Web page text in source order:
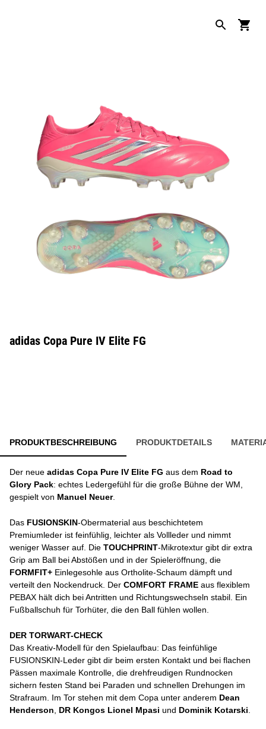
adidas Copa Pure IV Elite FG
PRODUKTBESCHREIBUNG PRODUKTDETAILS
Der neue adidas Copa Pure IV Elite FG aus dem Road to
Glory Pack: echtes Ledergefühl für die große Bühne der WM,
gespielt von Manuel Neuer.
Das FUSIONSKIN-Obermaterial aus beschichtetem
Premiumleder ist feinfühlig, leichter als Vollleder und nimmt
weniger Wasser auf. Die TOUCHPRINT-Mikrotextur gibt dir extra
Grip am Ball bei Abstößen und in der Spieleröffnung, die
FORMFIT+ Einlegesohle aus Ortholite-Schaum dämpft und
verteilt den Nockendruck. Der COMFORT FRAME aus flexiblem
PEBAX hält dich bei Antritten und Richtungswechseln stabil. Ein
Fußballschuh für Torhüter, die den Ball fühlen wollen.
DER TORWART-CHECK
Das Kreativ-Modell für den Spielaufbau: Das feinfühlige
FUSIONSKIN-Leder gibt dir beim ersten Kontakt und bei flachen
Pässen maximale Kontrolle, die drehfreudigen Rundnocken
sichern festen Stand bei Paraden und schnellen Drehungen im
Strafraum. Im Tor stehen mit dem Copa unter anderem Dean
Henderson
DR Kongos Lionel Mpasi und Dominik Kotarski